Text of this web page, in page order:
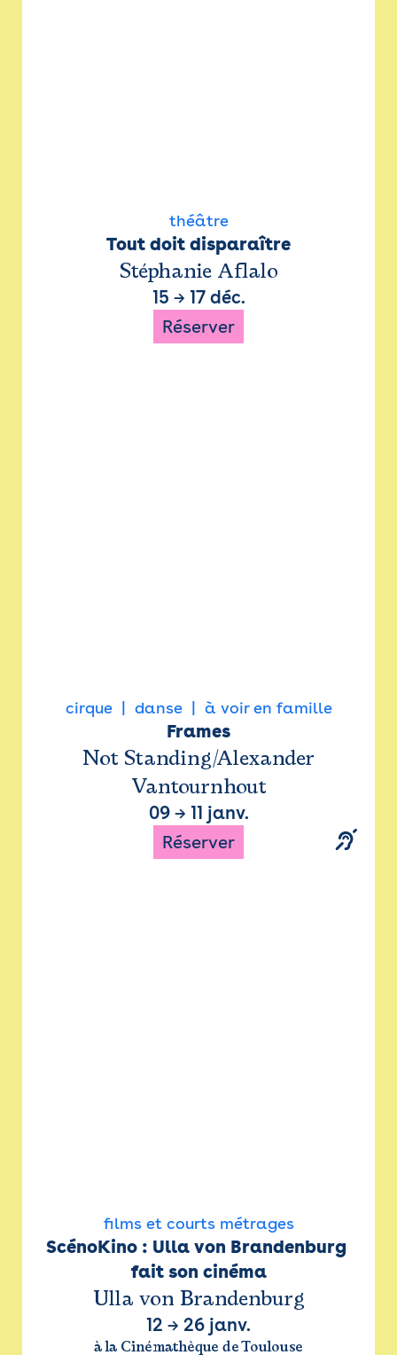
théâtre
Tout doit disparaître
Stéphanie Aflalo
15 → 17 déc.
Réserver
cirque danse à voir en famille
Frames
Not Standing/Alexander
Vantournhout
09→ 11 janv.
Réserver
films et courts métrages
ScénoKino : Ulla von Brandenburg
fait son cinéma
Ulla von Brandenburg
12 → 26 janv.
à la Cinémathèque de Toulouse